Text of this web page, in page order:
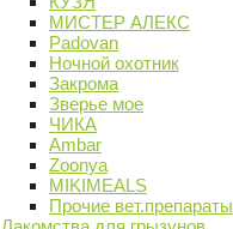
МИСТЕР АЛЕКС
Padovan
Ночной охотник
Закрома
Зверье мое
ЧИКА
Ambar
Zoonya
MIKIMEALS
Прочие вет.препараты